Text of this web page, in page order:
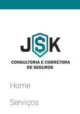
Home
Serviços